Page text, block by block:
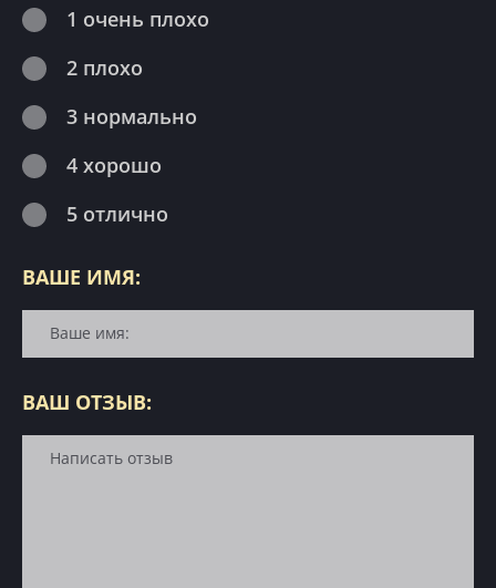
1 очень плохо
2 плохо
3 нормально
4 хорошо
5 отлично
ВАШЕ ИМЯ:
ВАШ ОТЗЫВ: